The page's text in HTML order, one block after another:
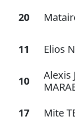
20
11 Elios
10
Alexis
17
Mite